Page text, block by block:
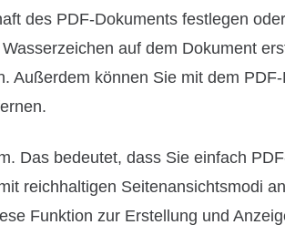
des PDF-Dokuments festlegen
auf dem Dokument
Außerdem können Sie mit dem
Das bedeutet, dass Sie einfach
reichhaltigen Seitenansichtsmodi
Funktion zur Erstellung und